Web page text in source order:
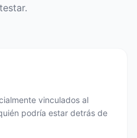
vinculados al
podría estar detrás de